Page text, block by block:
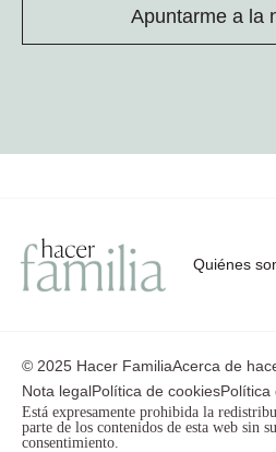
Apuntarme a la
Quiénes
© 2025 Hacer FamiliaAcerca de
Nota legalPolítica de cookiesPolítica
Está expresamente prohibida la
parte de los contenidos de esta web sin
consentimiento.